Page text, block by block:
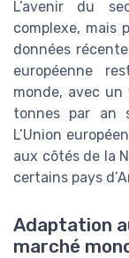
L’avenir du
complexe, mais
données
européenne
monde, avec un
tonnes par an
L’Union
aux côtés de la
certains pays
Adaptation
marché